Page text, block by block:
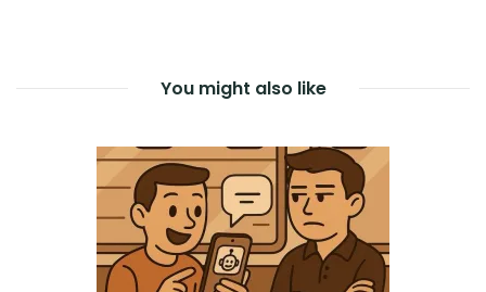
You might also like